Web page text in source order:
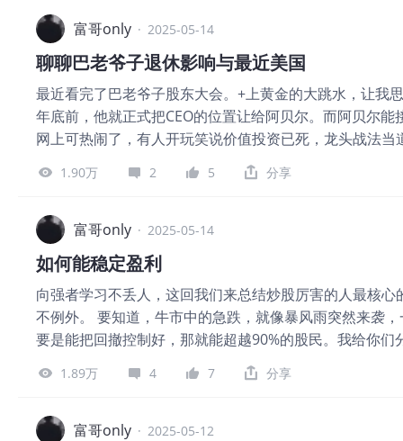
富哥only · 2025-05-14
聊聊巴老爷子退休影响与最近美国
最近看完了巴老爷子股东大会。+上黄金的大跳水，让我
年底前，他就正式把CEO的位置让给阿贝尔。而阿贝尔
网上可热闹了，有人开玩笑说价值投资已死，龙头战法
情绪，追涨杀跌走起。” 还有人说老股神是看到白宫股
候，留足现金，金盆洗手，好保住自己的神话传奇。”
近期美股的波动跟过去的崩盘比，还不算剧烈的熊市。
可能就会有机会，意思很明显，他认为5年内美股会出现
呢？” 原文是巴老爷子明确看好日本，还继续看好大漂
美元。 阿贝尔也表示，至少持有日本商社的股票50年或
最大的苹果已经卖了一半多，大漂亮银行几乎完全清仓
不可持续。 还有啊，他们保险业务主管贾恩认为AI将成
克希尔不擅长当先行者。意思就是等行业趋势明确了，
格雷厄姆，跟他老师本杰明·格雷厄姆没啥关系。就因为
1.90万 2 5 分享
富哥only · 2025-05-14
如何能稳定盈利
向强者学习不丢人，这回我们来总结炒股厉害的人最核
不例外。 要知道，牛市中的急跌，就像暴风雨突然来袭
要是能把回撤控制好，那就能超越90%的股民。我给你
大家要牢记，胆小并非过 在金融市场，光靠胆子大是行
回撤控制不好，却能让你一把亏得精光。 我也是经过多
没有人能够每次都卖在最高点。” 要是有一次侥幸卖在
1.89万 4 7 分享
富哥only · 2025-05-12